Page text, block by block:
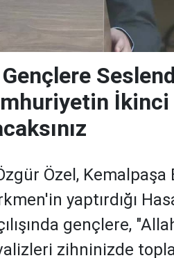
İkinci
Özel, Kemalpaşa
yaptırdığı
gençlere,
zihninizde